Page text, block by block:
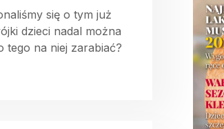
się o tym już
dzieci nadal można
tego na niej zarabiać?